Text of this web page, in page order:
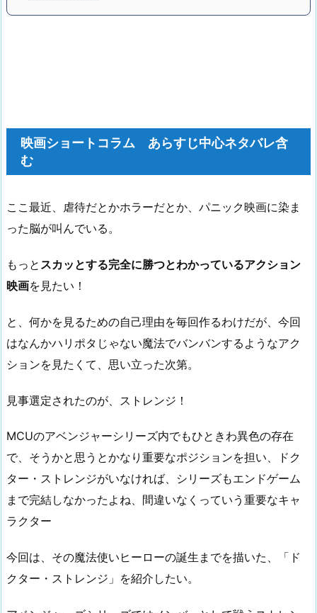
映画ショートコラム あらすじ中心ネタバレ含
む
ここ最近、虐待だとかホラーだとか、パニック映画に染ま
った脳が叫んでいる。
もっと スカッとする完全に勝つとわかっているアクション
映画を見たい！
と、何かを見るための自己理由を毎回作るわけだが、今回
はなんかハリポタじゃない魔法でバンバンするようなアク
ションを見たくて、思い立った次第。
見事選定されたのが、ストレンジ！
MCUのアベンジャーシリーズ内でもひときわ異色の存在
で、そうかと思うとかなり重要なポジションを担い、ドク
ター・ストレンジがいなければ、シリーズもエンドゲーム
まで完結しなかったよね、間違いなくっていう重要なキャ
ラクター
今回は、その魔法使いヒーローの誕生までを描いた、「ド
クター・ストレンジ」を紹介したい。